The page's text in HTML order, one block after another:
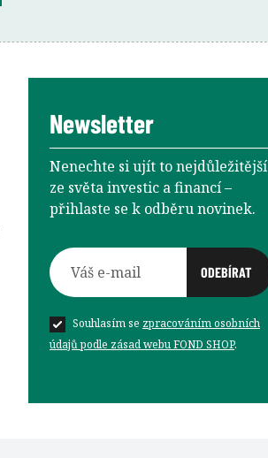
Newsletter
Nenechte si ujít to nejdůležitější
ze světa investic a financí –⁠⁠⁠⁠⁠⁠
přihlaste se k odběru novinek.
Souhlasím se zpracováním osobních
údajů podle zásad webu FOND SHOP.